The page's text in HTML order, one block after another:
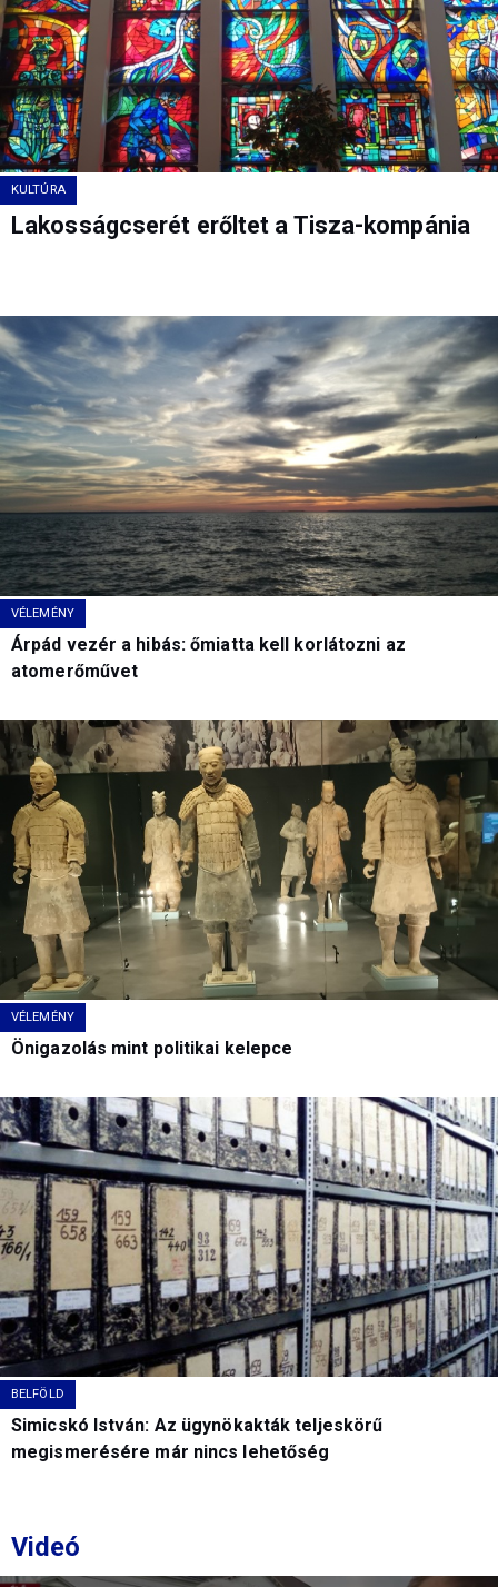
KULTÚRA
Lakosságcserét erőltet a Tisza-kompánia
VÉLEMÉNY
Árpád vezér a hibás: őmiatta kell korlátozni az
atomerőművet
VÉLEMÉNY
Önigazolás mint politikai kelepce
BELFÖLD
Simicskó István: Az ügynökakták teljeskörű
megismerésére már nincs lehetőség
Videó